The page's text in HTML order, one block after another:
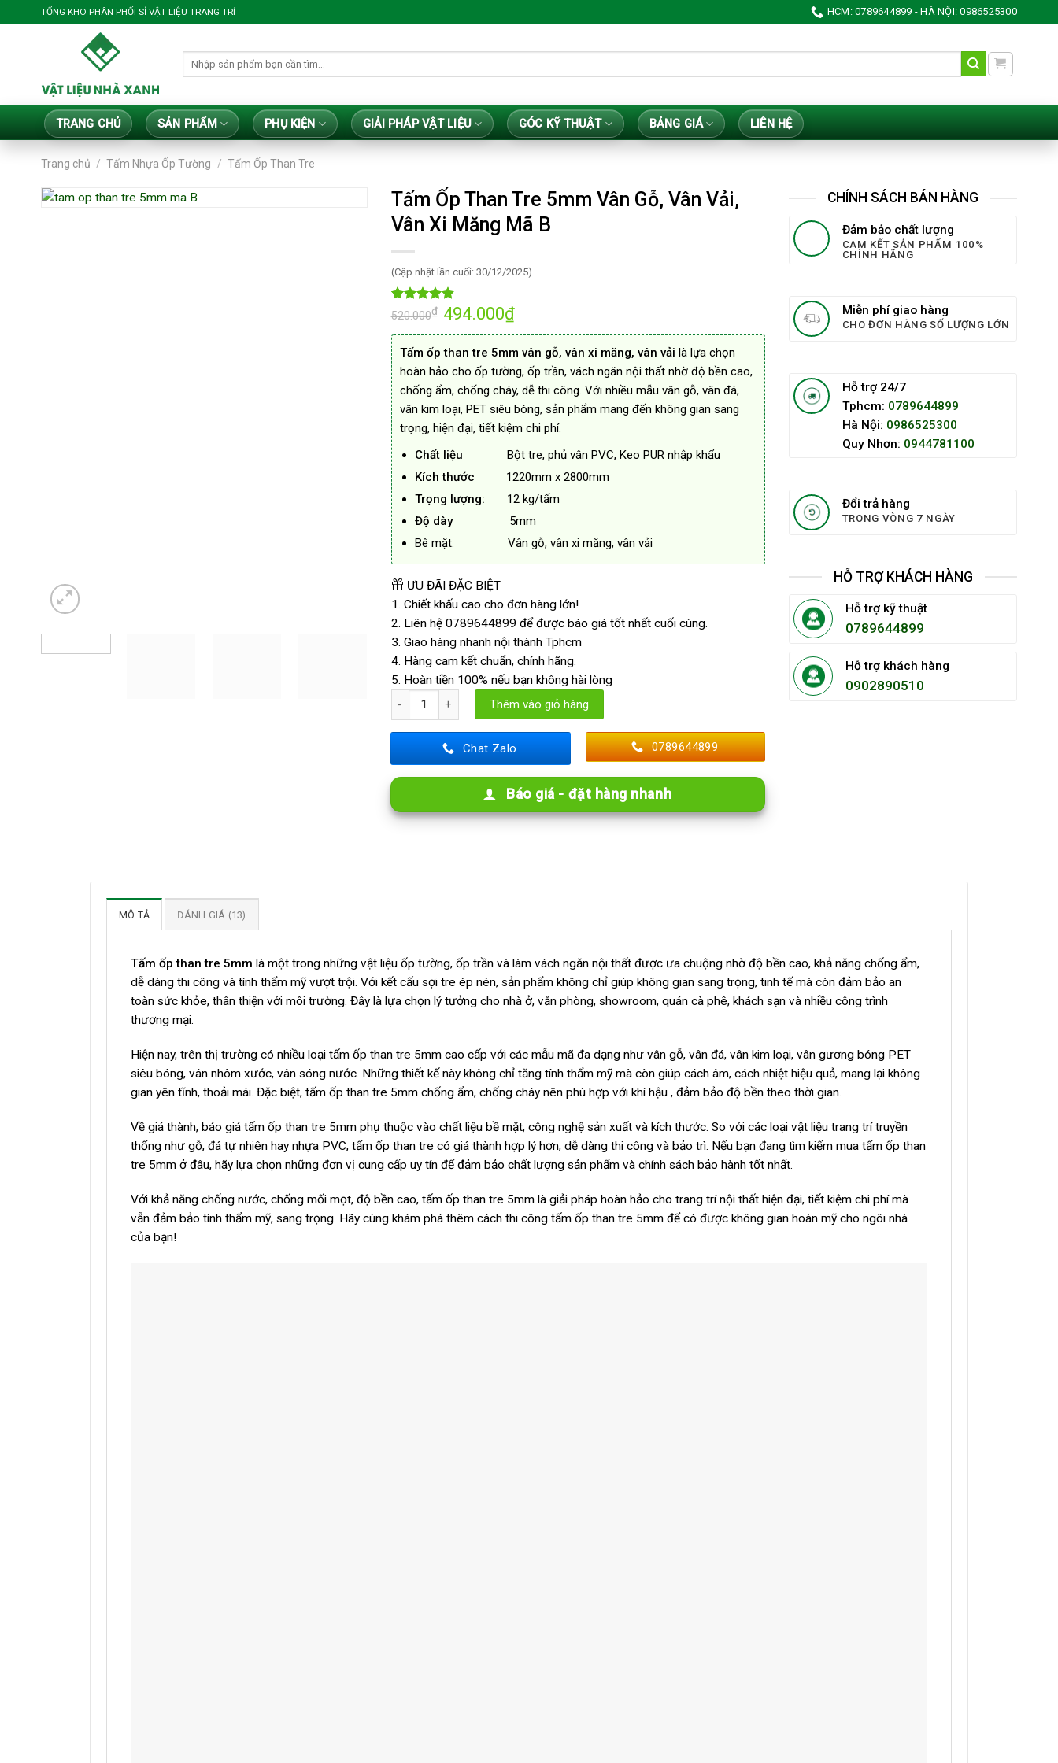
qua
TỔNG KHO PHÂN PHỐI SỈ VẬT LIỆU TRANG TRÍ HCM: 0789644899 - HÀ NỘI: 0986525300
TRANG CHỦ SẢN PHẨM PHỤ KIỆN GIẢI PHÁP VẬT LIỆU GÓC KỸ THUẬT BẢNG GIÁ LIÊN HỆ
Trang chủ / Tấm Nhựa Ốp Tường / Tấm Ốp Than Tre
Tấm Ốp Than Tre 5mm Vân Gỗ, Vân Vải,
Vân Xi Măng Mã B
(Cập nhật lần cuối: 30/12/2025)
4.92 trên 5
13
đánh giá
520.000₫
Giá
gốc
là:
494.000₫Giá
hiện
tại
494.000₫.
Tấm ốp than tre 5mm vân gỗ, vân xi măng, vân vải là lựa chọn
hoàn hảo cho ốp tường, ốp trần, vách ngăn nội thất nhờ độ bền cao,
chống ẩm, chống cháy, dễ thi công. Với nhiều mẫu vân gỗ, vân đá,
vân kim loại, PET siêu bóng, sản phẩm mang đến không gian sang
trọng, hiện đại, tiết kiệm chi phí.
Chất liệu
Bột tre, phủ vân PVC, Keo PUR nhập khẩu
Kích thước
1220mm x 2800mm
Trọng lượng: 12 kg/tấm
Độ dày
5mm
Bê mặt: Vân gỗ, vân xi măng, vân vải
ƯU ĐÃI ĐẶC BIỆT
1. Chiết khấu cao cho đơn hàng lớn!
2. Liên hệ 0789644899 để được báo giá tốt nhất cuối cùng.
3. Giao hàng nhanh nội thành Tphcm
4. Hàng cam kết chuẩn, chính hãng.
5. Hoàn tiền 100% nếu bạn không hài lòng
Tấm Ốp Than Tre 5mm Vân Gỗ, Vân Vải, Vân Xi Măng Mã B số lượng
Thêm vào giỏ hàng
Chat Zalo 0789644899
Báo giá - đặt hàng nhanh
CHÍNH SÁCH BÁN HÀNG
Đảm bảo chất lượng
CAM KẾT SẢN PHẨM 100%
CHÍNH HÃNG
Miễn phí giao hàng
CHO ĐƠN HÀNG SỐ LƯỢNG LỚN
Hỗ trợ 24/7
Tphcm: 0789644899
Hà Nội: 0986525300
Quy Nhơn: 0944781100
Đổi trả hàng
TRONG VÒNG 7 NGÀY
HỖ TRỢ KHÁCH HÀNG
Hỗ trợ kỹ thuật
0789644899
Hỗ trợ khách hàng
0902890510
MÔ TẢ ĐÁNH GIÁ (13)
Tấm ốp than tre 5mm là một trong những vật liệu ốp tường, ốp trần và làm vách ngăn nội thất được ưa chuộng nhờ độ bền cao, khả năng chống ẩm,
dễ dàng thi công và tính thẩm mỹ vượt trội. Với kết cấu sợi tre ép nén, sản phẩm không chỉ giúp không gian sang trọng, tinh tế mà còn đảm bảo an
toàn sức khỏe, thân thiện với môi trường. Đây là lựa chọn lý tưởng cho nhà ở, văn phòng, showroom, quán cà phê, khách sạn và nhiều công trình
thương mại.
Hiện nay, trên thị trường có nhiều loại tấm ốp than tre 5mm cao cấp với các mẫu mã đa dạng như vân gỗ, vân đá, vân kim loại, vân gương bóng PET
siêu bóng, vân nhôm xước, vân sóng nước. Những thiết kế này không chỉ tăng tính thẩm mỹ mà còn giúp cách âm, cách nhiệt hiệu quả, mang lại không
gian yên tĩnh, thoải mái. Đặc biệt, tấm ốp than tre 5mm chống ẩm, chống cháy nên phù hợp với khí hậu , đảm bảo độ bền theo thời gian.
Về giá thành, báo giá tấm ốp than tre 5mm phụ thuộc vào chất liệu bề mặt, công nghệ sản xuất và kích thước. So với các loại vật liệu trang trí truyền
thống như gỗ, đá tự nhiên hay nhựa PVC, tấm ốp than tre có giá thành hợp lý hơn, dễ dàng thi công và bảo trì. Nếu bạn đang tìm kiếm mua tấm ốp than
tre 5mm ở đâu, hãy lựa chọn những đơn vị cung cấp uy tín để đảm bảo chất lượng sản phẩm và chính sách bảo hành tốt nhất.
Với khả năng chống nước, chống mối mọt, độ bền cao, tấm ốp than tre 5mm là giải pháp hoàn hảo cho trang trí nội thất hiện đại, tiết kiệm chi phí mà
vẫn đảm bảo tính thẩm mỹ, sang trọng. Hãy cùng khám phá thêm cách thi công tấm ốp than tre 5mm để có được không gian hoàn mỹ cho ngôi nhà
của bạn!